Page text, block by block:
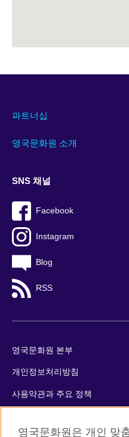
파트너십
영국문화원 소개
SNS 채널
Facebook
Instagram
Blog
RSS
영국문화원 본부
개인정보처리방침
사용약관과 주요 정책
영국문화원은 개인 맞